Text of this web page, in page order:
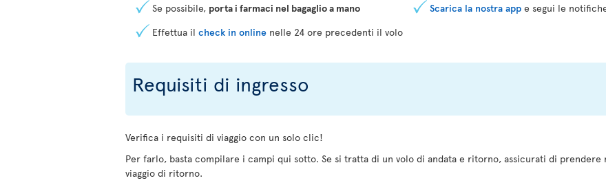
Se possibile, porta i farmaci nel bagaglio a mano
Effettua il check in online nelle 24 ore precedenti il volo
Scarica la nostra app e segui le
Requisiti di ingresso
Verifica i requisiti di viaggio con un solo clic!
Per farlo, basta compilare i campi qui sotto. Se si tratta di un volo di andata e ritorno, assicurati di
viaggio di ritorno.